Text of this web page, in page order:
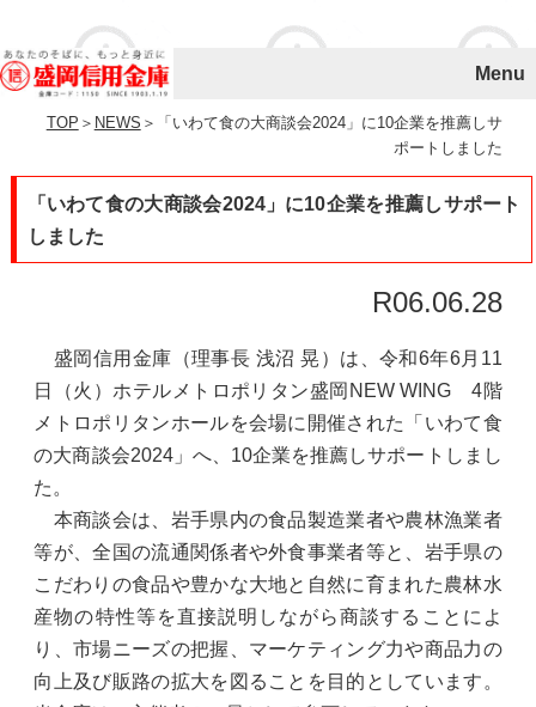
Menu
個人のお客様
店舗・ATM
手数料
もりしんについて
地域とともに
ＳＤＧｓの取組み
採用情報
TOP ＞ NEWS ＞「いわて食の大商談会2024」に10企業を推薦しサ
ポートしました
「いわて食の大商談会2024」に10企業を推薦しサポート
しました
R06.06.28
盛岡信用金庫（理事長 浅沼 晃）は、令和6年6月11
日（火）ホテルメトロポリタン盛岡NEW WING 4階
メトロポリタンホールを会場に開催された「いわて食
の大商談会2024」へ、10企業を推薦しサポートしまし
た。
本商談会は、岩手県内の食品製造業者や農林漁業者
等が、全国の流通関係者や外食事業者等と、岩手県の
こだわりの食品や豊かな大地と自然に育まれた農林水
産物の特性等を直接説明しながら商談することによ
り、市場ニーズの把握、マーケティング力や商品力の
向上及び販路の拡大を図ることを目的としています。